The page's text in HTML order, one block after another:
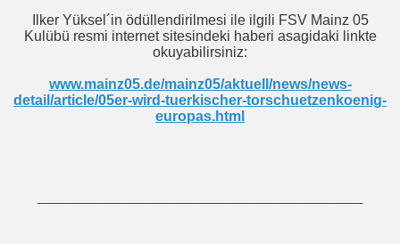
Ilker Yüksel´in ödüllendirilmesi ile ilgili FSV Mainz 05
Kulübü resmi internet sitesindeki haberi asagidaki linkte
okuyabilirsiniz:
www.mainz05.de/mainz05/aktuell/news/news-
detail/article/05er-wird-tuerkischer-torschuetzenkoenig-
europas.html